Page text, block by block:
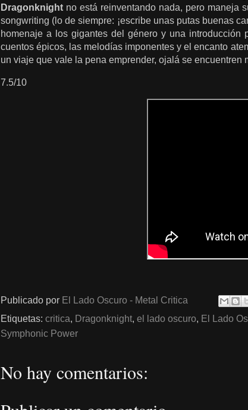
Dragonknight no está reinventando nada, pero maneja
songwriting (lo de siempre: ¡escribe unas putas buenas
homenaje a los gigantes del género y una
cuentos épicos, las melodías imponentes y el encanto
un viaje que vale la pena emprender, ojalá se encuentren
7.5/10
Publicado por El Lado Oscuro - Metal Critica
Etiquetas: critica, Dragonknight, el lado oscuro, El Lado
Symphonic Power
No hay comentarios: